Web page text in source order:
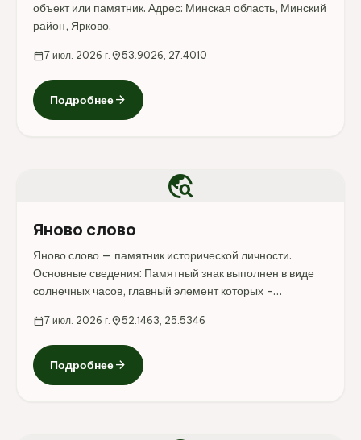
объект или памятник. Адрес: Минская область, Минский
район, Ярково.
calendar_today7 июл. 2026 г. location_on53.9026, 27.4010
Подробнееarrow_forward
travel_explore
Яново слово
Яново слово — памятник исторической личности.
Основные сведения: Памятный знак выполнен в виде
солнечных часов, главный элемент которых -
прикреплены камни, на которых выгравировано
название древнего города...
calendar_today7 июл. 2026 г. location_on52.1463, 25.5346
Подробнееarrow_forward